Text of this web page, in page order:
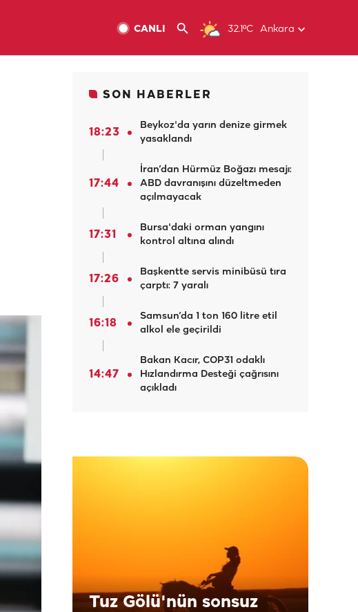
32.1ºC Ankara
CANLI
SON HABERLER
18:23
Beykoz'da yarın denize girmek
yasaklandı
17:44
İran’dan Hürmüz Boğazı mesajı:
ABD davranışını düzeltmeden
açılmayacak
17:31
Bursa'daki orman yangını
kontrol altına alındı
17:26
Başkentte servis minibüsü tıra
çarptı: 7 yaralı
16:18
Samsun’da 1 ton 160 litre etil
alkol ele geçirildi
14:47
Bakan Kacır, COP31 odaklı
Hızlandırma Desteği çağrısını
açıkladı
Tuz Gölü'nün sonsuz